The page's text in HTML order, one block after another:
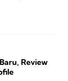
Review